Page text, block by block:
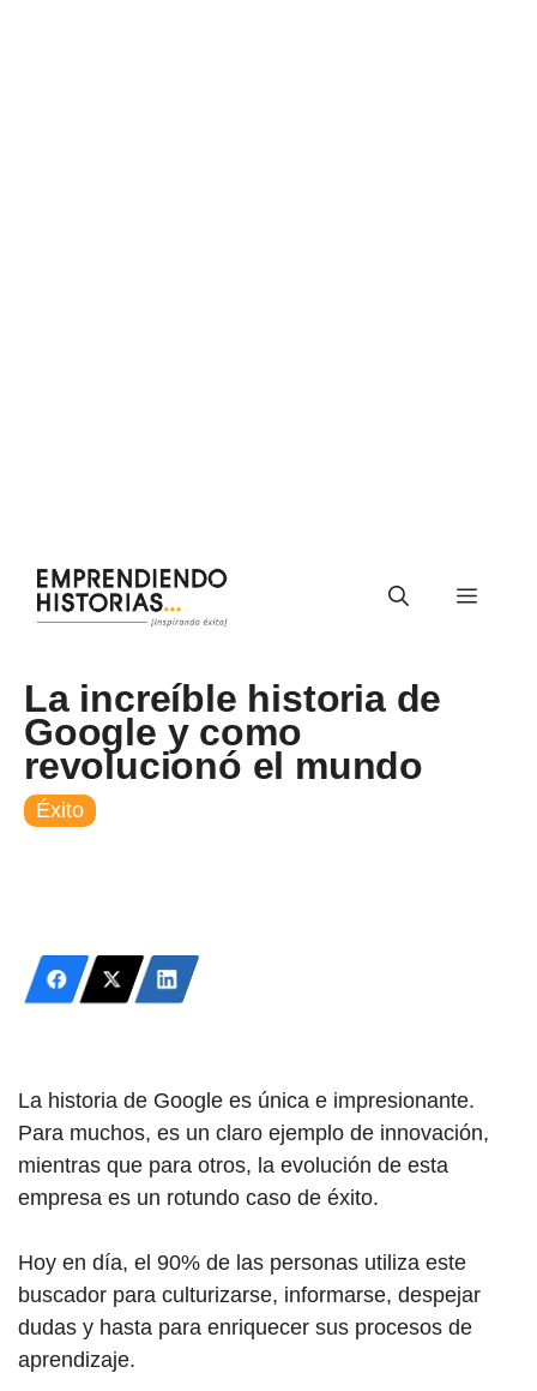
contenido
Menú
La increíble historia de
Google y como
revolucionó el mundo
Éxito
La historia de Google es única e impresionante.
Para muchos, es un claro ejemplo de innovación,
mientras que para otros, la evolución de esta
empresa es un rotundo caso de éxito.
Hoy en día, el 90% de las personas utiliza este
buscador para culturizarse, informarse, despejar
dudas y hasta para enriquecer sus procesos de
aprendizaje.